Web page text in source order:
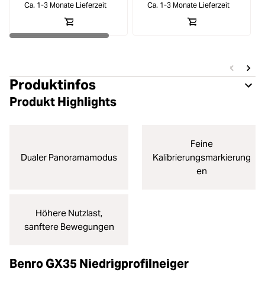
Ca. 1-3 Monate Lieferzeit
Ca. 1-3 Monate Lieferzeit
Produktinfos
Produkt Highlights
Dualer Panoramamodus
Feine
Kalibrierungsmarkierung
en
Höhere Nutzlast,
sanftere Bewegungen
Benro GX35 Niedrigprofilneiger